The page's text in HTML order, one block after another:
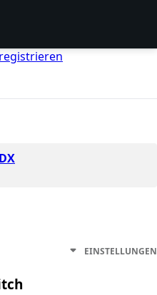
EINSTELLUNGEN